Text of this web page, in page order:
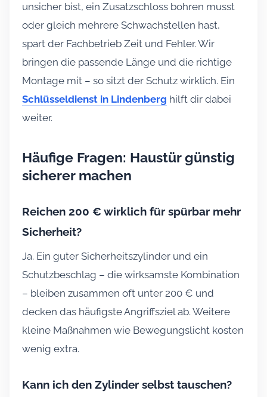
unsicher bist, ein Zusatzschloss bohren musst
oder gleich mehrere Schwachstellen hast,
spart der Fachbetrieb Zeit und Fehler. Wir
bringen die passende Länge und die richtige
Montage mit – so sitzt der Schutz wirklich. Ein
Schlüsseldienst in Lindenberg hilft dir dabei
weiter.
Häufige Fragen: Haustür günstig
sicherer machen
Reichen 200 € wirklich für spürbar mehr
Sicherheit?
Ja. Ein guter Sicherheitszylinder und ein
Schutzbeschlag – die wirksamste Kombination
– bleiben zusammen oft unter 200 € und
decken das häufigste Angriffsziel ab. Weitere
kleine Maßnahmen wie Bewegungslicht kosten
wenig extra.
Kann ich den Zylinder selbst tauschen?